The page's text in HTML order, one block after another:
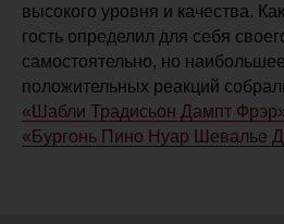
высокого уровня и качества.
гость определил для себя
самостоятельно, но
положительных реакций
«Шабли Традисьон Дампт
«Бургонь Пино Нуар Шевалье